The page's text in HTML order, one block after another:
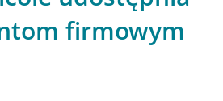
firmowym